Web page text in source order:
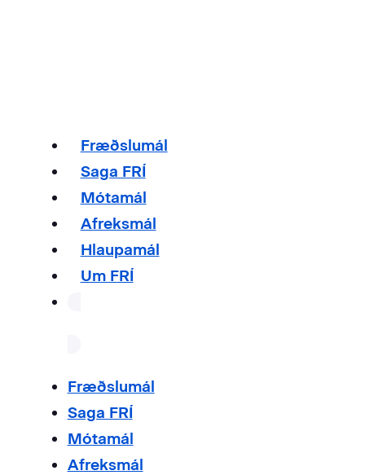
Fræðslumál
Saga FRÍ
Mótamál
Afreksmál
Hlaupamál
Um FRÍ
Fræðslumál
Saga FRÍ
Mótamál
Afreksmál